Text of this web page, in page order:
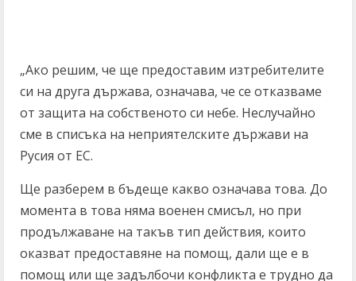
„Ако решим, че ще предоставим изтребителите
си на друга държава, означава, че се отказваме
от защита на собственото си небе. Неслучайно
сме в списъка на неприятелските държави на
Русия от ЕС.
Ще разберем в бъдеще какво означава това. До
момента в това няма военен смисъл, но при
продължаване на такъв тип действия, които
оказват предоставяне на помощ, дали ще е в
помощ или ще задълбочи конфликта е трудно да